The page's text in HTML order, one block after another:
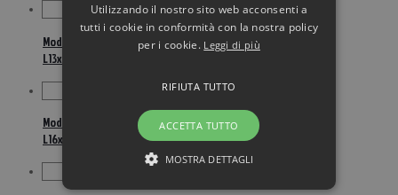
Modellino macchina da cucire in legno e metallo
L13xPR7xHR19 cm
Modellino trincia foraggi in legno e metallo
L16xPR9,5xH15,5 cm
Utilizzando il nostro sito web acconsenti a
tutti i cookie in conformità con la nostra policy
per i cookie. Leggi di più
ACCETTA TUTTO
RIFIUTA TUTTO
MOSTRA DETTAGLI